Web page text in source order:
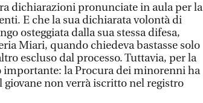
dichiarazioni pronunciate in aula per la
E che la sua dichiarata volontà di
osteggiata dalla sua stessa difesa,
Miari, quando chiedeva bastasse solo
escluso dal processo. Tuttavia, per la
importante: la Procura dei minorenni ha
non verrà iscritto nel registro